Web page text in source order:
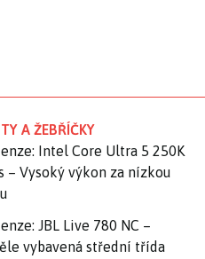
A ŽEBŘÍČKY
Intel Core Ultra 5 250K
– Vysoký výkon za nízkou
JBL Live 780 NC –
vybavená střední třída